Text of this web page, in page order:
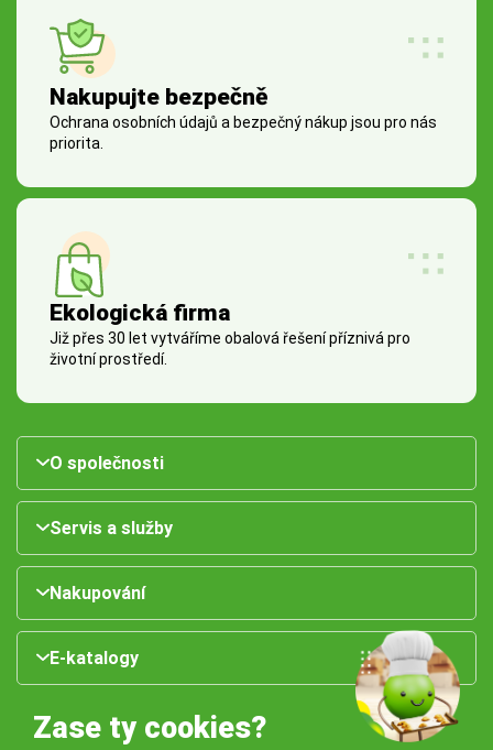
Nakupujte bezpečně
Ochrana osobních údajů a bezpečný nákup jsou pro nás
priorita.
Ekologická firma
Již přes 30 let vytváříme obalová řešení příznivá pro
životní prostředí.
O společnosti
Servis a služby
Nakupování
E-katalogy
Zase ty cookies?